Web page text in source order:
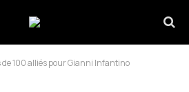
de 100 alliés pour Gianni Infantino